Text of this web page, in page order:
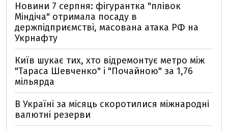
Новини 7 серпня: фігурантка "плівок
Міндіча" отримала посаду в
держпідприємстві, масована атака РФ на
Укрнафту
Київ шукає тих, хто відремонтує метро між
"Тараса Шевченко" і "Почайною" за 1,76
мільярда
В Україні за місяць скоротилися міжнародні
валютні резерви